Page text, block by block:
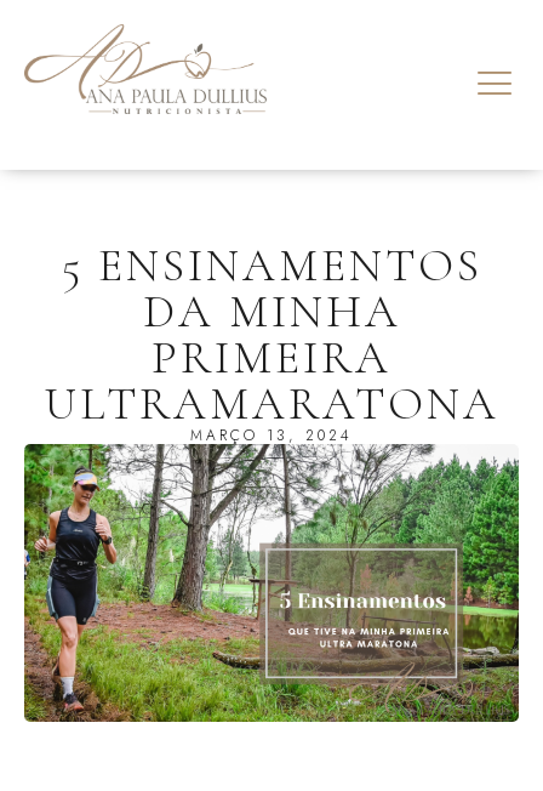
5 ENSINAMENTOS
DA MINHA
PRIMEIRA
ULTRAMARATONA
MARÇO 13, 2024